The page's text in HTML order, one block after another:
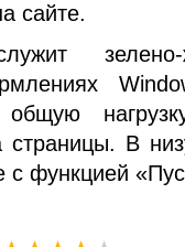
сайте.
зелено-
общую
страницы. В
с функцией